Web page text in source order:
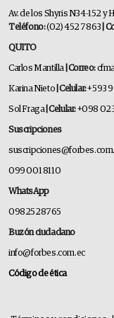
Av. de los Shyris N34-152 y
Teléfono:(02) 452 7863 |
QUITO
Carlos Mantilla | Correo:
Karina Nieto | Celular:+593
Sol Fraga| Celular:+098
Suscripciones
099 001 8110
WhatsApp
0982528765
Buzón ciudadano
info@forbes.com.ec
Código de ética